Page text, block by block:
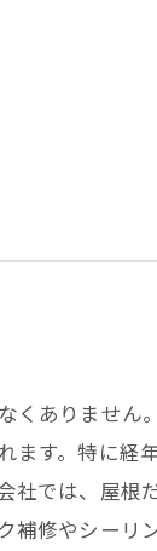
よび愛知県で
くありません
す。特に経
では、屋根
修やシーリ